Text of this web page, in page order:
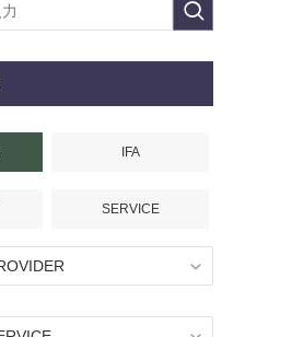
IFA
SERVICE